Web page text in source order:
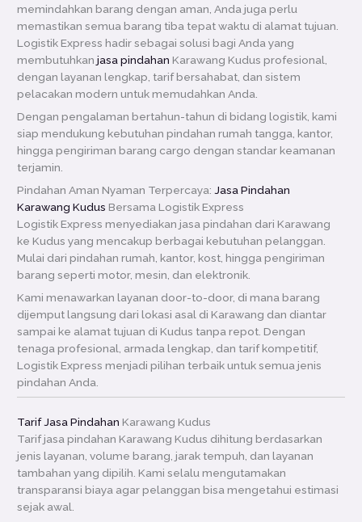
memindahkan barang dengan aman, Anda juga perlu
memastikan semua barang tiba tepat waktu di alamat tujuan.
Logistik Express hadir sebagai solusi bagi Anda yang
membutuhkanjasa pindahan Karawang Kudus profesional,
dengan layanan lengkap, tarif bersahabat, dan sistem
pelacakan modern untuk memudahkan Anda.
Dengan pengalaman bertahun-tahun di bidang logistik, kami
siap mendukung kebutuhan pindahan rumah tangga, kantor,
hingga pengiriman barang cargo dengan standar keamanan
terjamin.
Pindahan Aman Nyaman Terpercaya: Jasa Pindahan
Karawang Kudus Bersama Logistik Express
Logistik Express menyediakan jasa pindahan dari Karawang
ke Kudus yang mencakup berbagai kebutuhan pelanggan.
Mulai dari pindahan rumah, kantor, kost, hingga pengiriman
barang seperti motor, mesin, dan elektronik.
Kami menawarkan layanan door-to-door, di mana barang
dijemput langsung dari lokasi asal di Karawang dan diantar
sampai ke alamat tujuan di Kudus tanpa repot. Dengan
tenaga profesional, armada lengkap, dan tarif kompetitif,
Logistik Express menjadi pilihan terbaik untuk semua jenis
pindahan Anda.
Tarif Jasa Pindahan Karawang Kudus
Tarif jasa pindahan Karawang Kudus dihitung berdasarkan
jenis layanan, volume barang, jarak tempuh, dan layanan
tambahan yang dipilih. Kami selalu mengutamakan
transparansi biaya agar pelanggan bisa mengetahui estimasi
sejak awal.